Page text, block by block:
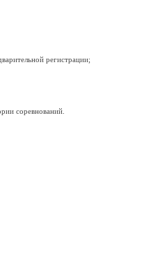
регистрации;
соревнований.